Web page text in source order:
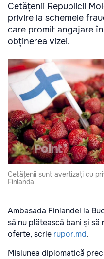
Cetățenii Republicii
privire la schemele
care promit angajare
obținerea vizei.
Cetățenii sunt avertizați cu
Finlanda.
Ambasada Finlandei la
să nu plătească bani și
oferte, scrie rupor.md.
Misiunea diplomatică